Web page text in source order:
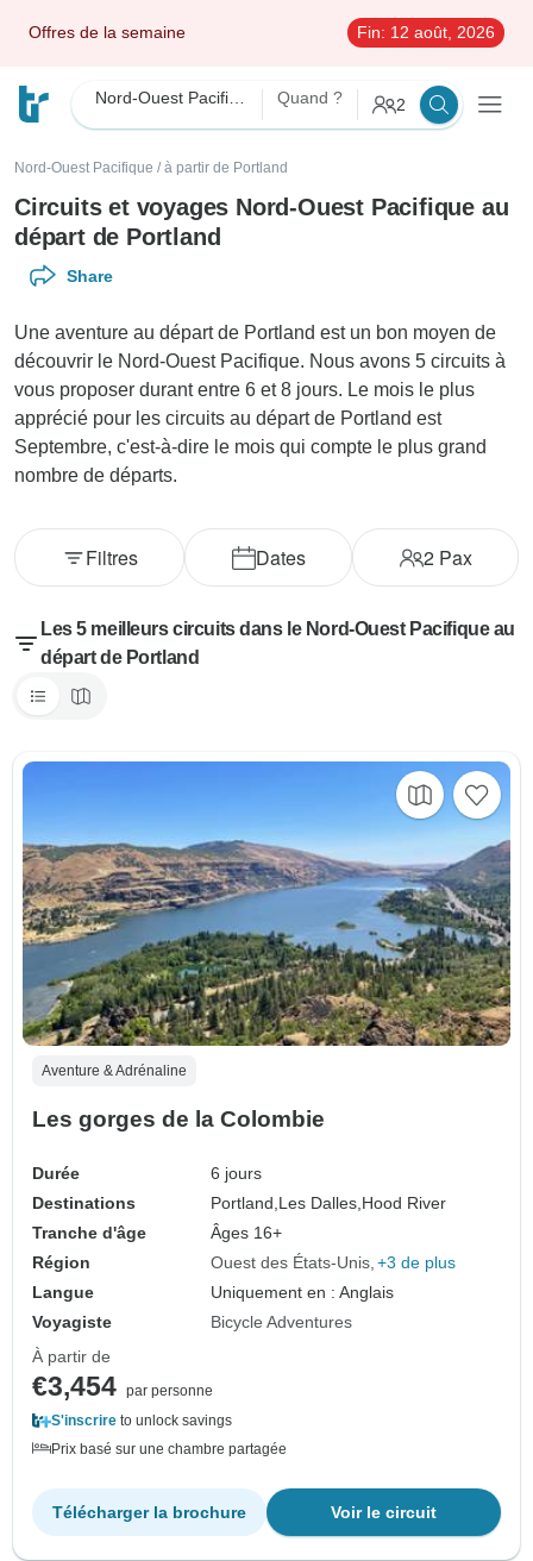
Offres de la semaine Fin: 12 août, 2026
Quand ? 2
Nord-Ouest Pacifique / à partir de Portland
Circuits et voyages Nord-Ouest Pacifique au
départ de Portland
Share
Une aventure au départ de Portland est un bon moyen de
découvrir le Nord-Ouest Pacifique. Nous avons 5 circuits à
vous proposer durant entre 6 et 8 jours. Le mois le plus
apprécié pour les circuits au départ de Portland est
Septembre, c'est-à-dire le mois qui compte le plus grand
nombre de départs.
Dates 2Pax
Filtres
Les 5 meilleurs circuits dans le Nord-Ouest Pacifique au
départ de Portland
Aventure & Adrénaline
Les gorges de la Colombie
Durée
6 jours
Destinations
Portland, Les Dalles, Hood River
Tranche d'âge
Âges 16+
Région
Ouest des États-Unis +3 de plus
Langue
Uniquement en : Anglais
Voyagiste
Bicycle Adventures
À partir de
€3,454 par personne
S'inscrire to unlock savings
Prix basé sur une chambre partagée
Voir le circuit
Télécharger la brochure